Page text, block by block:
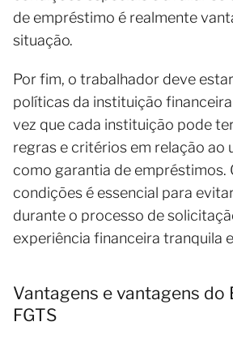
de empréstimo é realmente
situação.
Por fim, o trabalhador deve
políticas da instituição
vez que cada instituição pode
regras e critérios em relação ao
como garantia de empréstimos.
condições é essencial para
durante o processo de
experiência financeira tranquila
Vantagens e vantagens do
FGTS